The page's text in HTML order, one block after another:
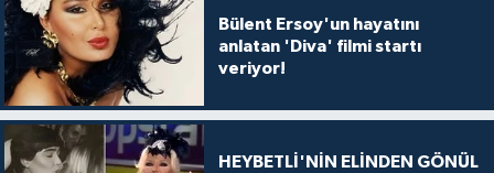
Bülent Ersoy'un hayatını
anlatan 'Diva' filmi startı
veriyor!
HEYBETLİ'NİN ELİNDEN GÖNÜL